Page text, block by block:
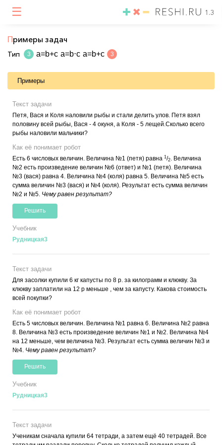
☰ 1.3
Примеры задач
Тип 3 a=b+c a=b⋅c a=b+c 3
Примеры
Текст задачи
Петя, Вася и Коля наловили рыбы и стали делить улов. Петя взял
половину всей рыбы, Вася - 4 окуня, а Коля - 5 лещей.Сколько всего
рыбы наловили мальчики?
Как её понимает робот
Есть 6 числовых величин. Величина №1 (петя) равна 1 /2. Величина
№2 есть произведение величин №6 (ответ) и №1 (петя). Величина
№3 (вася) равна 4. Величина №4 (коля) равна 5. Величина №5 есть
сумма величин №3 (вася) и №4 (коля). Результат есть сумма величин
№2 и №5. Чему равен результат?
Решить
Учебник
Рудницкая3
Текст задачи
Для засолки купили 6 кг капусты по 8 р. за килограмм и клюкву. За
клюкву заплатили на 12 р меньше , чем за капусту. Какова стоимость
всей покупки?
Как её понимает робот
Есть 5 числовых величин. Величина №1 равна 6. Величина №2 равна
8. Величина №3 есть произведение величин №1 и №2. Величина №4
на 12 меньше, чем величина №3. Результат есть сумма величин №3 и
№4. Чему равен результат?
Решить
Учебник
Рудницкая3
Текст задачи
Ученикам сначала купили 64 тетради, а затем ещё 40 тетрадей. Все